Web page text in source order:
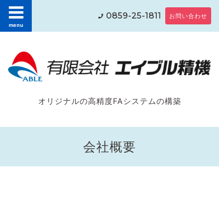
menu
0859-25-1811 お問い合わせ
オリジナルの高精度FAシステムの構築
会社概要